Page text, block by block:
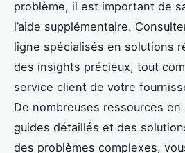
problème, il est important de
l’aide supplémentaire.
ligne spécialisés en solutions
des insights précieux, tout
service client de votre
De nombreuses ressources
guides détaillés et des
des problèmes complexes,